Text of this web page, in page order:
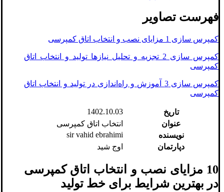
فهرست تصاویر
کمپرس سازی 1 مزایای نصب و انتخاب اتاق کمپرسی
کمپرس سازی 2 تجزیه و تحلیل نیازها تولید و انتخاب اتاق
کمپرسی
کمپرس سازی 3 آموزش و راه‌اندازی در تولید و انتخاب اتاق
کمپرسی
تاریخ
1402.10.03
عنوان
انتخاب اتاق کمپرسی
نویسنده
sir vahid ebrahimi
دپارتمان
اوج شید
10 مزایای نصب و انتخاب اتاق کمپرسی
در بهترین شرایط برای خط تولید